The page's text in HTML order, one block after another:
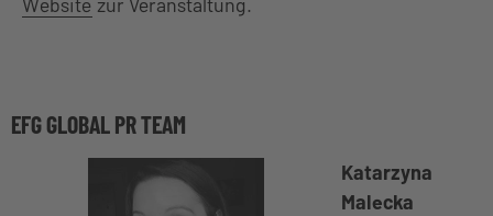
EFG GLOBAL PR TEAM
Katarzyna
Malecka